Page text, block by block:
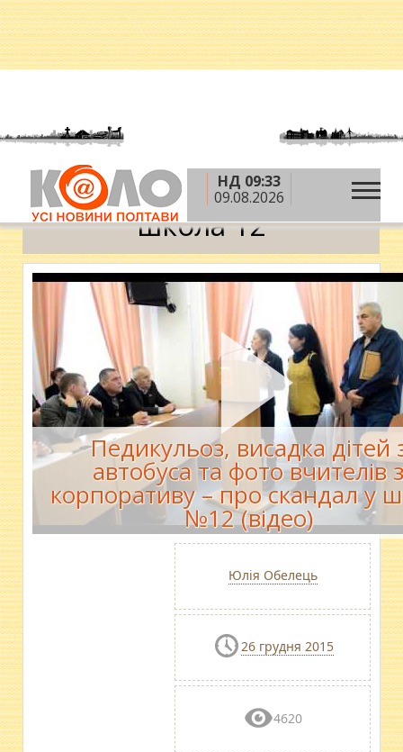
НД 09:33
09.08.2026
Головна » школа 12
школа 12
Педикульоз, висадка дітей
автобуса та фото вчителів
корпоративу – про скандал у
№12 (відео)
Юлія Обелець
26 грудня 2015
4620